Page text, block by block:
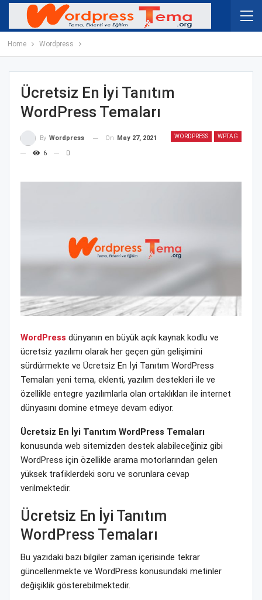
Home Wordpress
Ücretsiz En İyi Tanıtım
WordPress Temaları
WORDPRESS WPTAG
By Wordpress On May 27, 2021
6
WordPress dünyanın en büyük açık kaynak kodlu ve
ücretsiz yazılımı olarak her geçen gün gelişimini
sürdürmekte ve Ücretsiz En İyi Tanıtım WordPress
Temaları yeni tema, eklenti, yazılım destekleri ile ve
özellikle entegre yazılımlarla olan ortaklıkları ile internet
dünyasını domine etmeye devam ediyor.
Ücretsiz En İyi Tanıtım WordPress Temaları
konusunda web sitemizden destek alabileceğiniz gibi
WordPress için özellikle arama motorlarından gelen
yüksek trafiklerdeki soru ve sorunlara cevap
verilmektedir.
Ücretsiz En İyi Tanıtım
WordPress Temaları
Bu yazıdaki bazı bilgiler zaman içerisinde tekrar
güncellenmekte ve WordPress konusundaki metinler
değişiklik gösterebilmektedir.